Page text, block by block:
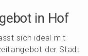
in Hof
sich ideal mit
der Stadt